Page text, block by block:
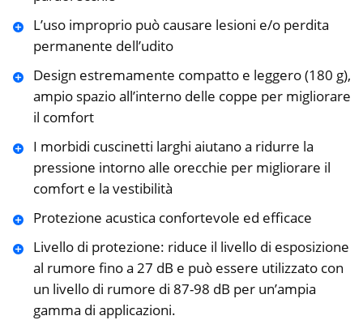
L’uso improprio può causare lesioni e/o perdita
permanente dell’udito
Design estremamente compatto e leggero (180 g),
ampio spazio all’interno delle coppe per migliorare
il comfort
I morbidi cuscinetti larghi aiutano a ridurre la
pressione intorno alle orecchie per migliorare il
comfort e la vestibilità
Protezione acustica confortevole ed efficace
Livello di protezione: riduce il livello di esposizione
al rumore fino a 27 dB e può essere utilizzato con
un livello di rumore di 87-98 dB per un’ampia
gamma di applicazioni.